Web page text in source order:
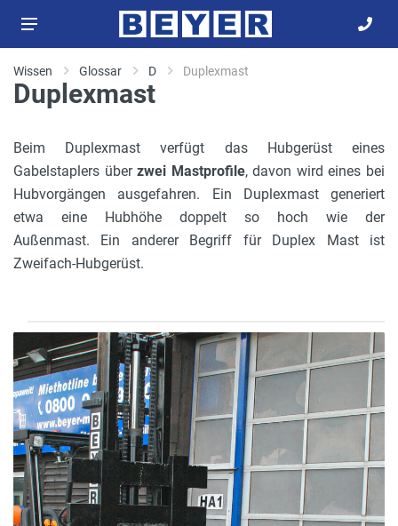
Wissen Glossar D Duplexmast
Duplexmast
Beim Duplexmast verfügt das Hubgerüst eines
Gabelstaplers überzwei Mastprofile, davon wird eines bei
Hubvorgängen ausgefahren. Ein Duplexmast generiert
etwa eine Hubhöhe doppelt so hoch wie der
Außenmast. Ein anderer Begriff für Duplex Mast ist
Zweifach-Hubgerüst.